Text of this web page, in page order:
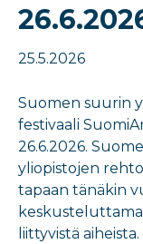
25.5.2026
Suomen suurin
festivaali
26.6.2026.
yliopistojen
tapaan tänäkin
liittyvistä